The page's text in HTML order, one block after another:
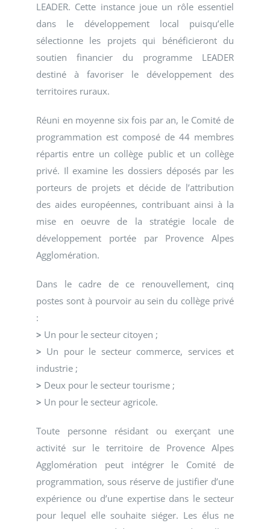
LEADER. Cette instance joue un rôle essentiel
dans le développement local puisqu’elle
sélectionne les projets qui bénéficieront du
soutien financier du programme LEADER
destiné à favoriser le développement des
territoires ruraux.
Réuni en moyenne six fois par an, le Comité de
programmation est composé de 44 membres
répartis entre un collège public et un collège
privé. Il examine les dossiers déposés par les
porteurs de projets et décide de l’attribution
des aides européennes, contribuant ainsi à la
mise en oeuvre de la stratégie locale de
développement portée par Provence Alpes
Agglomération.
Dans le cadre de ce renouvellement, cinq
postes sont à pourvoir au sein du collège privé
:
> Un pour le secteur citoyen ;
> Un pour le secteur commerce, services et
industrie ;
> Deux pour le secteur tourisme ;
> Un pour le secteur agricole.
Toute personne résidant ou exerçant une
activité sur le territoire de Provence Alpes
Agglomération peut intégrer le Comité de
programmation, sous réserve de justifier d’une
expérience ou d’une expertise dans le secteur
pour lequel elle souhaite siéger. Les élus ne